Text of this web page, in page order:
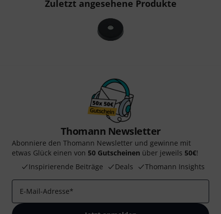
Zuletzt angesehene Produkte
Thomann Newsletter
Abonniere den Thomann Newsletter und gewinne mit
etwas Glück einen von 50 Gutscheinen über jeweils 50€!
Inspirierende Beiträge
Deals Thomann Insights
E-Mail-Adresse*